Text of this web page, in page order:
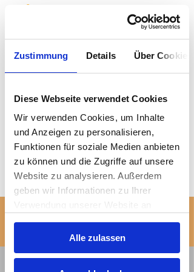
Zustimmung Details Über Cookies
Diese Webseite verwendet Cookies
Wir verwenden Cookies, um Inhalte
und Anzeigen zu personalisieren,
Funktionen für soziale Medien anbieten
zu können und die Zugriffe auf unsere
Website zu analysieren. Außerdem
geben wir Informationen zu Ihrer
Werbung und Analysen weiter. Unsere
möglicherweise mit weiteren Daten
Alle zulassen
Remotepunks INSTAGRAM
WERDE TEIL EINER NEUEN COMMUNITY,